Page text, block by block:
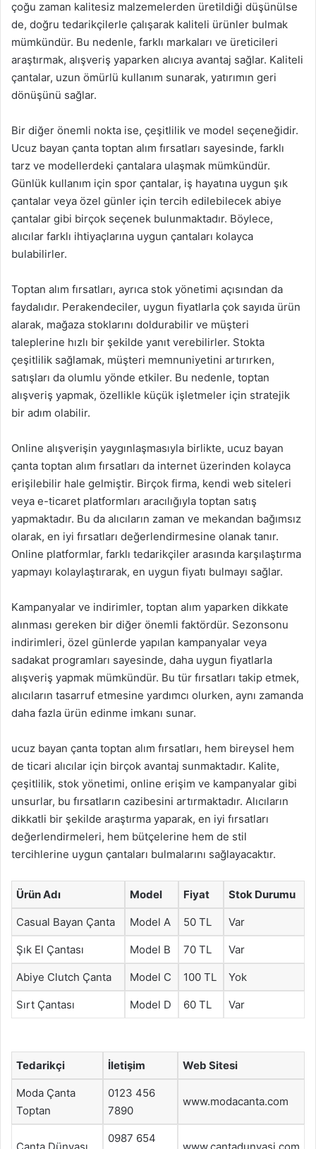
çoğu zaman kalitesiz malzemelerden üretildiği düşünülse
de, doğru tedarikçilerle çalışarak kaliteli ürünler bulmak
mümkündür. Bu nedenle, farklı markaları ve üreticileri
araştırmak, alışveriş yaparken alıcıya avantaj sağlar. Kaliteli
çantalar, uzun ömürlü kullanım sunarak, yatırımın geri
dönüşünü sağlar.
Bir diğer önemli nokta ise, çeşitlilik ve model seçeneğidir.
Ucuz bayan çanta toptan alım fırsatları sayesinde, farklı
tarz ve modellerdeki çantalara ulaşmak mümkündür.
Günlük kullanım için spor çantalar, iş hayatına uygun şık
çantalar veya özel günler için tercih edilebilecek abiye
çantalar gibi birçok seçenek bulunmaktadır. Böylece,
alıcılar farklı ihtiyaçlarına uygun çantaları kolayca
bulabilirler.
Toptan alım fırsatları, ayrıca stok yönetimi açısından da
faydalıdır. Perakendeciler, uygun fiyatlarla çok sayıda ürün
alarak, mağaza stoklarını doldurabilir ve müşteri
taleplerine hızlı bir şekilde yanıt verebilirler. Stokta
çeşitlilik sağlamak, müşteri memnuniyetini artırırken,
satışları da olumlu yönde etkiler. Bu nedenle, toptan
alışveriş yapmak, özellikle küçük işletmeler için stratejik
bir adım olabilir.
Online alışverişin yaygınlaşmasıyla birlikte, ucuz bayan
çanta toptan alım fırsatları da internet üzerinden kolayca
erişilebilir hale gelmiştir. Birçok firma, kendi web siteleri
veya e-ticaret platformları aracılığıyla toptan satış
yapmaktadır. Bu da alıcıların zaman ve mekandan bağımsız
olarak, en iyi fırsatları değerlendirmesine olanak tanır.
Online platformlar, farklı tedarikçiler arasında karşılaştırma
yapmayı kolaylaştırarak, en uygun fiyatı bulmayı sağlar.
Kampanyalar ve indirimler, toptan alım yaparken dikkate
alınması gereken bir diğer önemli faktördür. Sezonsonu
indirimleri, özel günlerde yapılan kampanyalar veya
sadakat programları sayesinde, daha uygun fiyatlarla
alışveriş yapmak mümkündür. Bu tür fırsatları takip etmek,
alıcıların tasarruf etmesine yardımcı olurken, aynı zamanda
daha fazla ürün edinme imkanı sunar.
ucuz bayan çanta toptan alım fırsatları, hem bireysel hem
de ticari alıcılar için birçok avantaj sunmaktadır. Kalite,
çeşitlilik, stok yönetimi, online erişim ve kampanyalar gibi
unsurlar, bu fırsatların cazibesini artırmaktadır. Alıcıların
dikkatli bir şekilde araştırma yaparak, en iyi fırsatları
değerlendirmeleri, hem bütçelerine hem de stil
tercihlerine uygun çantaları bulmalarını sağlayacaktır.
Ürün Adı Model Fiyat Stok Durumu
Casual Bayan Çanta Model A 50 TL Var
Şık El Çantası Model B 70 TL Var
Abiye Clutch Çanta Model C 100 TL Yok
Sırt Çantası Model D 60 TL Var
Tedarikçi İletişim Web Sitesi
Moda Çanta
Toptan
0123 456
7890
www.modacanta.com
0987 654